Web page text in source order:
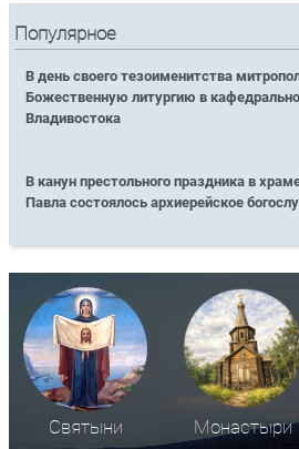
Популярное
В день своего тезоименитства
Божественную литургию в
Владивостока
В канун престольного праздника в
Павла состоялось архиерейское
Святыни Монастыри